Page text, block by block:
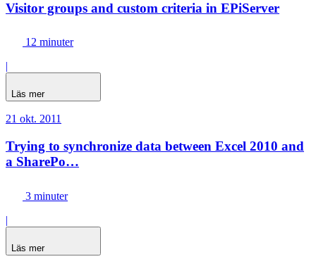
Visitor groups and custom criteria in EPiServer
12 minuter
|
Läs mer
21 okt. 2011
Trying to synchronize data between Excel 2010 and
a SharePo…
3 minuter
|
Läs mer